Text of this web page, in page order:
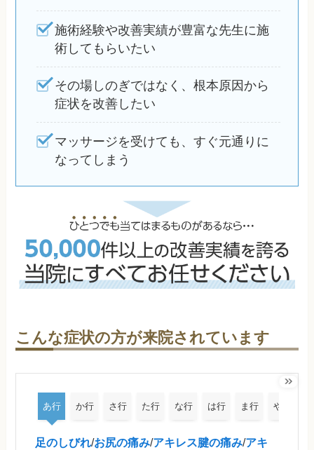
施術経験や改善実績が豊富な先生に施
術してもらいたい
その場しのぎではなく、根本原因から
症状を改善したい
マッサージを受けても、すぐ元通りに
なってしまう
こんな症状の方が来院されています
あ行 か行 さ行 た行 な行 は行 ま行 や行
足のしびれ/お尻の痛み/アキレス腱の痛み/アキ